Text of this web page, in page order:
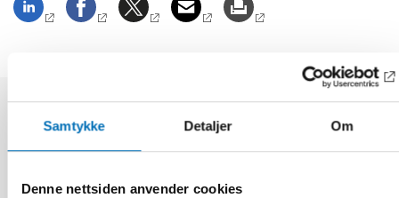
Samtykke Detaljer Om
Denne nettsiden anvender cookies
Relaterte nyheter